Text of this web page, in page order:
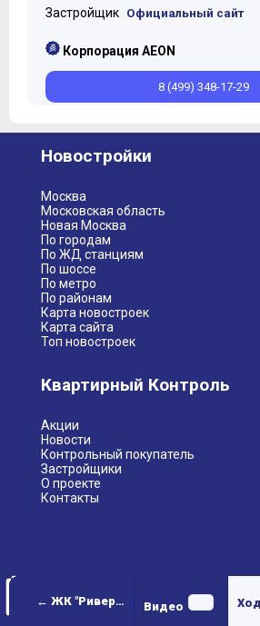
← ЖК "Ривер Парк" Видео
Застройщик Официальный сайт
Корпорация AEON
8 (499) 348-17-29
Новостройки
Москва
Московская область
Новая Москва
По городам
По ЖД станциям
По шоссе
По метро
По районам
Карта новостроек
Карта сайта
Топ новостроек
Квартирный Контроль
Акции
Новости
Контрольный покупатель
Застройщики
О проекте
Контакты